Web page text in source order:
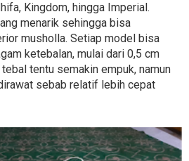
Kingdom, hingga Imperial.
menarik sehingga bisa
musholla. Setiap model bisa
ketebalan, mulai dari 0,5 cm
tentu semakin empuk, namun
sebab relatif lebih cepat